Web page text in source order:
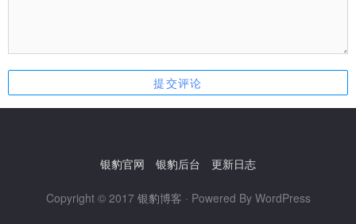
银豹官网 银豹后台 更新日志
Copyright © 2017 银豹博客 · Powered By WordPress